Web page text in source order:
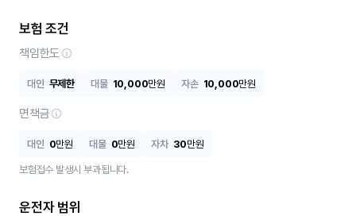
보험 조건
책임한도
대인 무제한 대물 10,000만원 자손 10,000만원
면책금
대인 0만원 대물 0만원 자차 30만원
보험접수 발생시 부과됩니다.
운전자 범위